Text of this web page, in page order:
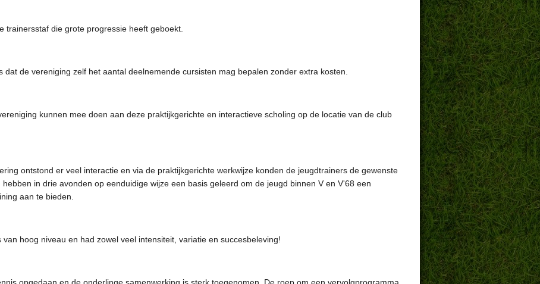
trainersstaf die grote progressie heeft geboekt.
dat de vereniging zelf het aantal deelnemende cursisten mag bepalen zonder extra kosten.
kunnen mee doen aan deze praktijkgerichte en interactieve scholing op de locatie van de club
ontstond er veel interactie en via de praktijkgerichte werkwijze konden de jeugdtrainers de gewenste
in drie avonden op eenduidige wijze een basis geleerd om de jeugd binnen V en V'68 een
aan te bieden.
hoog niveau en had zowel veel intensiteit, variatie en succesbeleving!